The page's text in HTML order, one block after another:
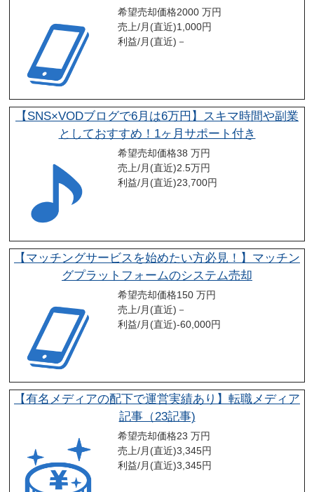
希望売却価格2000 万円
売上/月(直近)1,000円
利益/月(直近) －
【SNS×VODブログで6月は6万円】スキマ時間や副業
としておすすめ！1ヶ月サポート付き
希望売却価格38 万円
売上/月(直近)2.5万円
利益/月(直近)23,700円
【マッチングサービスを始めたい方必見！】マッチン
グプラットフォームのシステム売却
希望売却価格150 万円
売上/月(直近) －
利益/月(直近)-60,000円
【有名メディアの配下で運営実績あり】転職メディア
記事（23記事)
希望売却価格23 万円
売上/月(直近)3,345円
利益/月(直近)3,345円